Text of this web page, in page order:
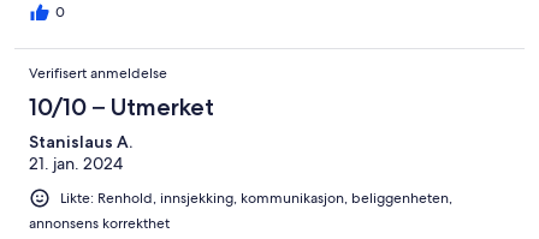
0
Verifisert anmeldelse
10/10 – Utmerket
Stanislaus A.
21. jan. 2024
Likte: Renhold, innsjekking, kommunikasjon, beliggenheten,
annonsens korrekthet